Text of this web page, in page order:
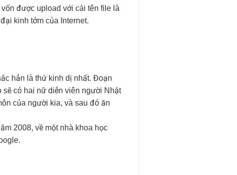
được upload với cái tên file là
kinh tởm của Internet.
hẳn là thứ kinh dị nhất. Đoạn
sẽ có hai nữ diễn viên người Nhật
của người kia, và sau đó ăn
2008, về một nhà khoa học